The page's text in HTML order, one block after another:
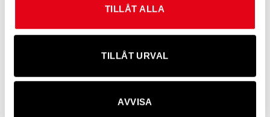
TILLÅT ALLA
TILLÅT URVAL
AVVISA
Förvaring för utrustning och oljedunkar
Lantbruk